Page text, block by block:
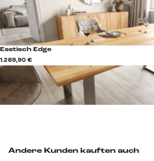
Andere Kunden kauften auch
Esstisch Edge
1.289,90 €